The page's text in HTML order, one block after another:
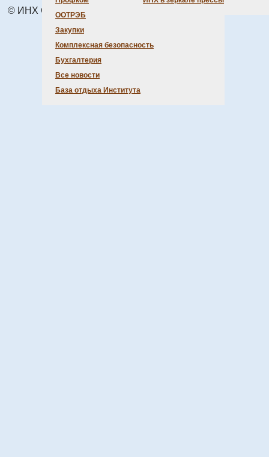
ООТРЭБ
Закупки
Комплексная безопасность
Бухгалтерия
Все новости
База отдыха Института
© ИНХ СО РАН 1998 – 2026 г.